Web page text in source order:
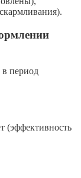
период
(эффективность